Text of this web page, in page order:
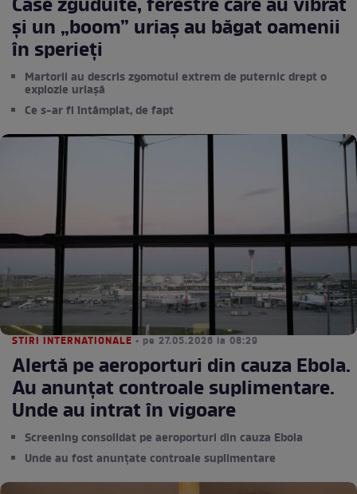
Case zguduite, ferestre care au vibrat
și un „boom” uriaș au băgat oamenii
în sperieți
Martorii au descris zgomotul extrem de puternic drept o
explozie uriașă
Ce s-ar fi întâmplat, de fapt
STIRI INTERNATIONALE • pe 27.05.2026 la 08:29
Alertă pe aeroporturi din cauza Ebola.
Au anunțat controale suplimentare.
Unde au intrat în vigoare
Screening consolidat pe aeroporturi din cauza Ebola
Unde au fost anunțate controale suplimentare